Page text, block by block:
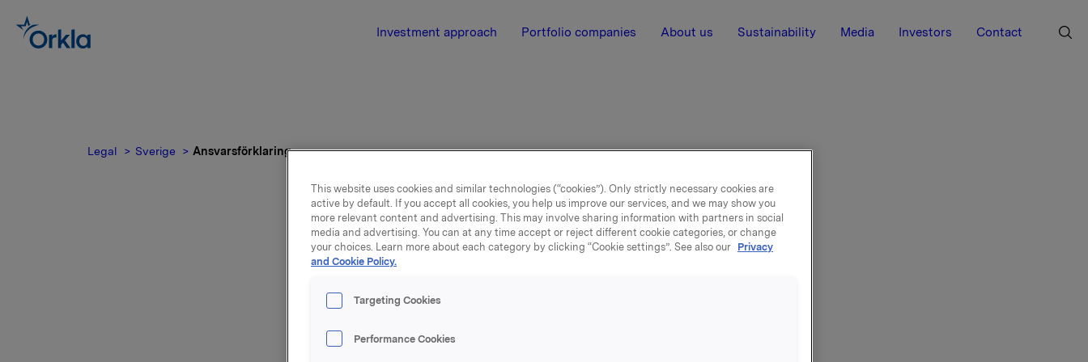
Investment approach Portfolio companies About us Sustainability Media Investors Contact
Legal Sverige Ansvarsförklaring
Ansvarsförklaring
This website uses cookies and similar technologies (“cookies”). Only strictly necessary cookies are
active by default. If you accept all cookies, you help us improve our services, and we may show you
more relevant content and advertising. This may involve sharing information with partners in social
media and advertising. You can at any time accept or reject different cookie categories, or change
your choices. Learn more about each category by clicking “Cookie settings”. See also our Privacy
and Cookie Policy.
Targeting Cookies
Performance Cookies